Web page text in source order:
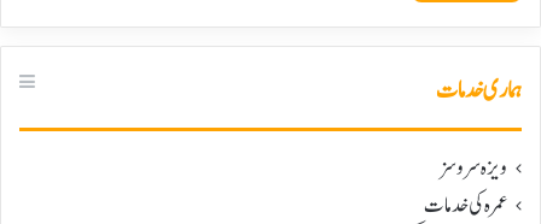
ہماری خدمات
ویزہ سروسز
عمرہ کی خدمات